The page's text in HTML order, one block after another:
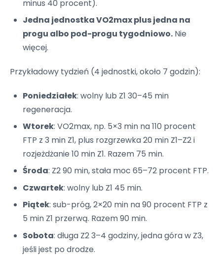
minus 40 procent).
Jedna jednostka VO2max plus jedna na
progu albo pod-progu tygodniowo.Nie
więcej.
Przykładowy tydzień (4 jednostki, około 7 godzin):
Poniedziałek: wolny lub Z1 30–45 min
regeneracja.
Wtorek: VO2max, np. 5×3 min na 110 procent
FTP z 3 min Z1, plus rozgrzewka 20 min Z1–Z2 i
rozjeżdżanie 10 min Z1. Razem 75 min.
Środa: Z2 90 min, stała moc 65–72 procent FTP.
Czwartek: wolny lub Z1 45 min.
Piątek: sub-próg, 2×20 min na 90 procent FTP z
5 min Z1 przerwą. Razem 90 min.
Sobota: długa Z2 3–4 godziny, jedna góra w Z3,
jeśli jest po drodze.